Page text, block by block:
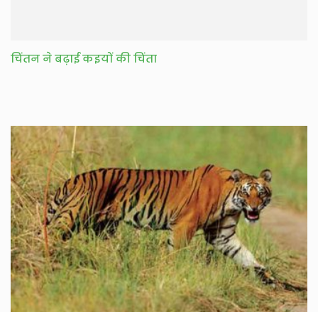
चिंतन ने बढ़ाई कइयों की चिंता